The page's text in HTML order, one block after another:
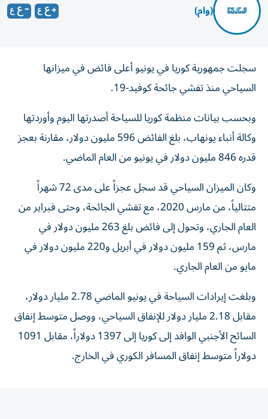
(وام)
سجلت جمهورية كوريا في يونيو أعلى فائض في ميزانها
السياحي منذ تفشي جائحة كوفيد-19.
وبحسب بيانات منظمة كوريا للسياحة أصدرتها اليوم وأوردتها
وكالة أنباء يونهاب، بلغ الفائض 596 مليون دولار، مقارنة بعجز
قدره 846 مليون دولار في يونيو من العام الماضي.
وكان الميزان السياحي قد سجل عجزاً على مدى 72 شهراً
متتالياً، من مارس 2020، مع تفشي الجائحة، وحتى فبراير من
العام الجاري، وتحول إلى فائض بلغ 263 مليون دولار في
مارس، ثم 159 مليون دولار في أبريل و220 مليون دولار في
مايو من العام الجاري.
وبلغت إيرادات السياحة في يونيو الماضي 2.78 مليار دولار،
مقابل 2.18 مليار دولار للإنفاق السياحي، ووصل متوسط إنفاق
السائح الأجنبي الوافد إلى كوريا إلى 1397 دولاراً، مقابل 1091
دولاراً متوسط إنفاق المسافر الكوري في الخارج.